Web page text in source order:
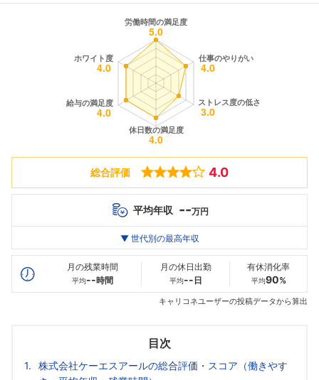
総合評価 4.0
平均年収 --万円
最高年収
20代
--万
30代
--万
--万
▼ 世代別の最高年収
月の残業時間
平均--時間
月の休日出勤
平均-- 日
有休消化率
平均90%
キャリコネユーザーの投稿データから算出
目次
株式会社ケーエスアールの総合評価・スコア（働きやす